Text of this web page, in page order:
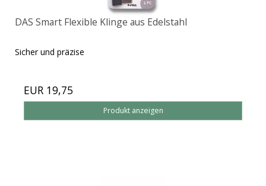
DAS Smart Flexible Klinge aus Edelstahl
Sicher und präzise
EUR 19,75
Produkt anzeigen